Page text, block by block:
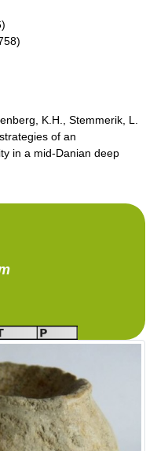
K.H., Stemmerik, L.
of an
in a mid-Danian deep